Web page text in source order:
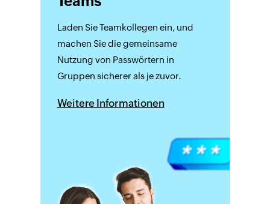
Laden Sie Teamkollegen ein, und
machen Sie die gemeinsame
Nutzung von Passwörtern in
Gruppen sicherer als je zuvor.
Weitere Informationen